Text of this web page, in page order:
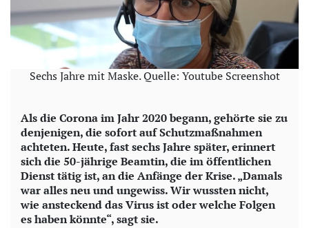
Sechs Jahre mit Maske. Quelle: Youtube Screenshot
Als die Corona im Jahr 2020 begann, gehörte sie zu
denjenigen, die sofort auf Schutzmaßnahmen
achteten. Heute, fast sechs Jahre später, erinnert
sich die 50-jährige Beamtin, die im öffentlichen
Dienst tätig ist, an die Anfänge der Krise. „Damals
war alles neu und ungewiss. Wir wussten nicht,
wie ansteckend das Virus ist oder welche Folgen
es haben könnte“, sagt sie.